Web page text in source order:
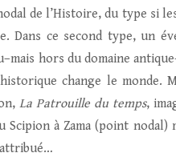
de l’Histoire, du type si
Dans ce second type, un
hors du domaine
change le monde.
La Patrouille du temps,
Scipion à Zama (point